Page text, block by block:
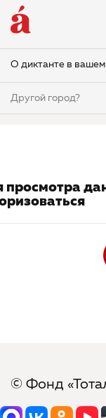
О диктанте в
Другой город?
просмотра
© Фонд